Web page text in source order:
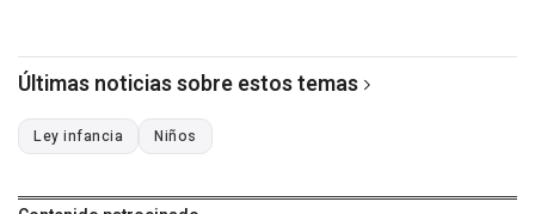
Últimas noticias sobre estos temas
Ley infancia Niños